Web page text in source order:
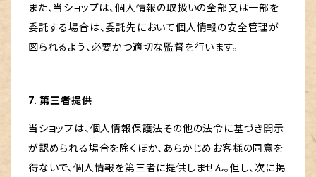
また、当ショップは、個人情報の取扱いの全部又は一部を
委託する場合は、委託先において個人情報の安全管理が
図られるよう、必要かつ適切な監督を行います。
7. 第三者提供
当ショップは、個人情報保護法その他の法令に基づき開示
が認められる場合を除くほか、あらかじめお客様の同意を
得ないで、個人情報を第三者に提供しません。但し、次に掲